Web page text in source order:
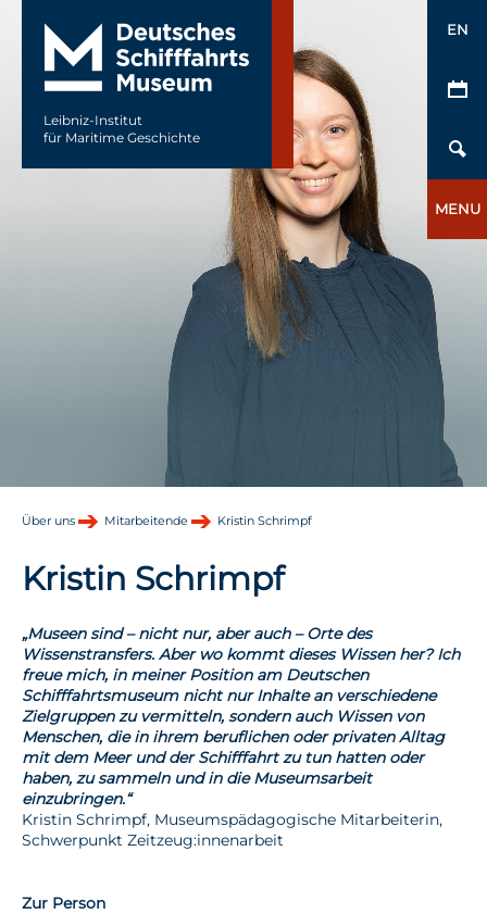
Leibniz-Institut
für Maritime Geschichte
EN
MENU
Über uns Mitarbeitende Kristin Schrimpf
Kristin Schrimpf
„Museen sind – nicht nur, aber auch – Orte des
Wissenstransfers. Aber wo kommt dieses Wissen her? Ich
freue mich, in meiner Position am Deutschen
Schifffahrtsmuseum nicht nur Inhalte an verschiedene
Zielgruppen zu vermitteln, sondern auch Wissen von
Menschen, die in ihrem beruflichen oder privaten Alltag
mit dem Meer und der Schifffahrt zu tun hatten oder
haben, zu sammeln und in die Museumsarbeit
einzubringen.“
Kristin Schrimpf, Museumspädagogische Mitarbeiterin,
Schwerpunkt Zeitzeug:innenarbeit
Zur Person